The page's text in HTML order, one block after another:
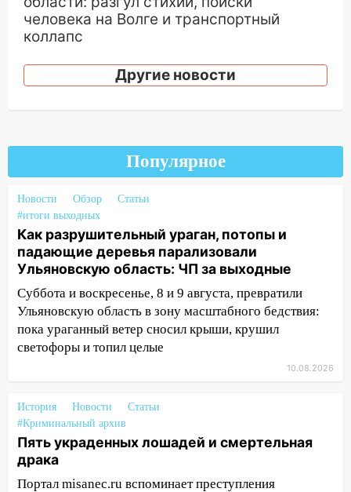
человека на Волге и транспортный
коллапс
19:43 Из-за ураганного ветра упали
деревья в парке «Победы»
ликвидировали крупный пожар
17:15 Прогноз погоды на 10 августа в
Ульяновской области
16:00 В Ульяновске во время шторма на
Волге пропал известный блогер: нужна
помощь в поисках
15:28
Соцсети: на «Ауди» упало дерево
в Новом городе
15:12 В Ульяновске выгорела кухня в
многоэтажке
молодые мамы
13:02 Соцсети: на улице Розы
Люксембург дерево упало на
автомобиль
Другие новости
Популярное
Новости Обзор
Статьи
#итоги выходных
Как разрушительный ураган, потопы и
падающие деревья парализовали
Ульяновскую область: ЧП за выходные
Суббота и воскресенье, 8 и 9 августа, превратили
Ульяновскую область в зону масштабного бедствия:
пока ураганный ветер сносил крыши, крушил
светофоры и топил целые
10.08.2026
История Новости
Статьи
#Криминальный архив
Пять украденных лошадей и смертельная
драка
Портал misanec.ru вспоминает преступления